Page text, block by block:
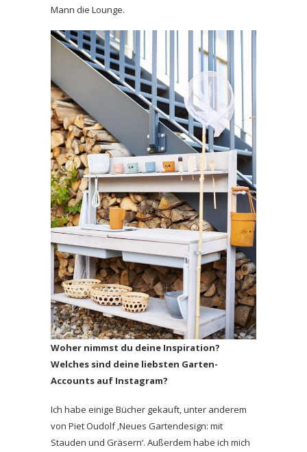
Mann die Lounge.
Woher nimmst du deine Inspiration?
Welches sind deine liebsten Garten-
Accounts auf Instagram?
Ich habe einige Bücher gekauft, unter anderem
von Piet Oudolf ‚Neues Gartendesign: mit
Stauden und Gräsern‘. Außerdem habe ich mich